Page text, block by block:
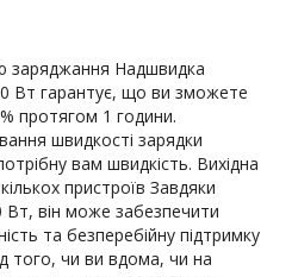
заряджання Надшвидка
Вт гарантує, що ви зможете
протягом 1 години.
швидкості зарядки
вам швидкість. Вихідна
пристроїв Завдяки
Вт, він може забезпечити
та безперебійну підтримку
того, чи ви вдома, чи на